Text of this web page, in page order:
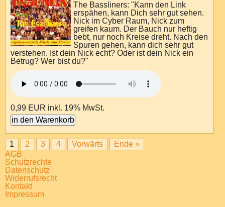
The Bassliners: "Kann den Link
erspähen, kann Dich sehr gut sehen.
Nick im Cyber Raum, Nick zum
greifen kaum. Der Bauch nur heftig
bebt, nur noch Kreise dreht. Nach den
Spuren gehen, kann dich sehr gut
verstehen. Ist dein Nick echt? Oder ist dein Nick ein
Betrug? Wer bist du?"
0,99 EUR inkl. 19% MwSt.
1 2 3 4 Vorwärts
Ende »
AGB
Schutzrechte
Datenschutz
Widerrufsrecht
Kontakt
Impressum